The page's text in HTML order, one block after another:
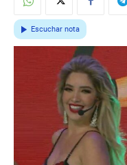
Escuchar nota